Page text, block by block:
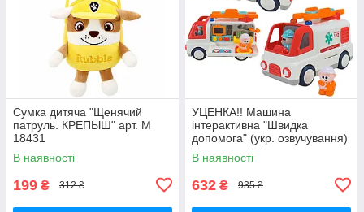
Сумка дитяча "Щенячий
патруль. КРЕПЫШ" арт. M
18431
В наявності
199 ₴ 312 ₴
УЦЕНКА!! Машина
інтерактивна "Швидка
допомога" (укр. озвучування)
арт. 46349
В наявності
632 ₴ 935 ₴